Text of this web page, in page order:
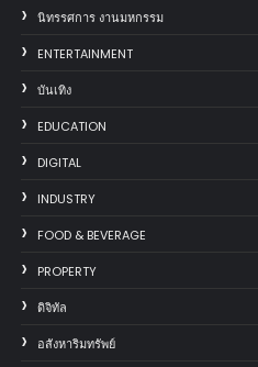
นิทรรศการ งานมหกรรม
ENTERTAINMENT
บันเทิง
EDUCATION
DIGITAL
INDUSTRY
FOOD & BEVERAGE
PROPERTY
ดิจิทัล
อสังหาริมทรัพย์